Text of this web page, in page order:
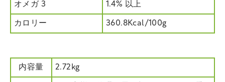
オメガ 3 1.4% 以上
カロリー 360.8Kcal/100g
内容量 2.72kg